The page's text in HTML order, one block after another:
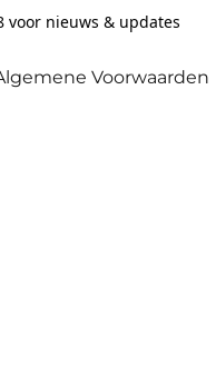
voor nieuws & updates
Voorwaarden